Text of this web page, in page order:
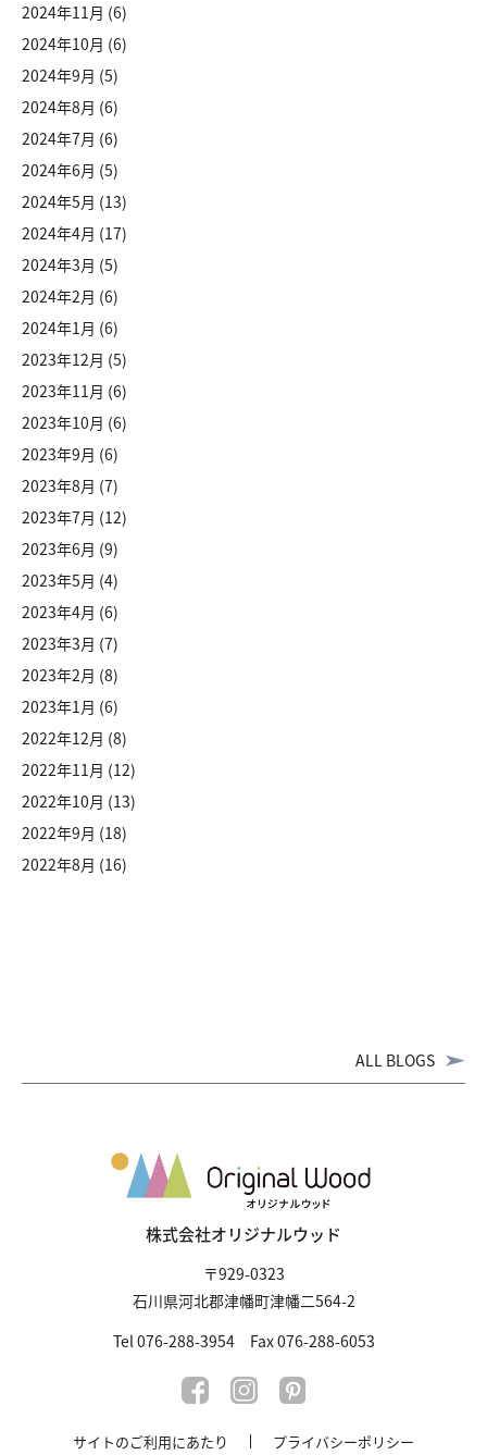
2024年11月 (6)
2024年10月 (6)
2024年9月 (5)
2024年8月 (6)
2024年7月 (6)
2024年6月 (5)
2024年5月 (13)
2024年4月 (17)
2024年3月 (5)
2024年2月 (6)
2024年1月 (6)
2023年12月 (5)
2023年11月 (6)
2023年10月 (6)
2023年9月 (6)
2023年8月 (7)
2023年7月 (12)
2023年6月 (9)
2023年5月 (4)
2023年4月 (6)
2023年3月 (7)
2023年2月 (8)
2023年1月 (6)
2022年12月 (8)
2022年11月 (12)
2022年10月 (13)
2022年9月 (18)
2022年8月 (16)
ALL BLOGS
株式会社オリジナルウッド
〒929-0323
石川県河北郡津幡町津幡二564-2
Tel 076-288-3954 Fax 076-288-6053
サイトのご利用にあたり プライバシーポリシー